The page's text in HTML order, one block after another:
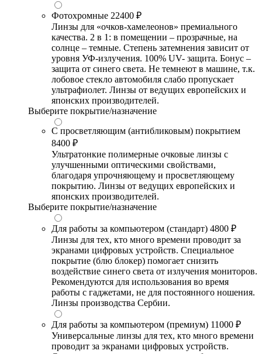
Фотохромные 22400 ₽
Линзы для «очков-хамелеонов» премиального
качества. 2 в 1: в помещении – прозрачные, на
солнце – темные. Степень затемнения зависит от
уровня УФ-излучения. 100% UV- защита. Бонус –
защита от синего света. Не темнеют в машине, т.к.
лобовое стекло автомобиля слабо пропускает
ультрафиолет. Линзы от ведущих европейских и
японских производителей.
Выберите покрытие/назначение
С просветляющим (антибликовым) покрытием
8400 ₽
Ультратонкие полимерные очковые линзы с
улучшенными оптическими свойствами,
благодаря упрочняющему и просветляющему
покрытию. Линзы от ведущих европейских и
японских производителей.
Выберите покрытие/назначение
Для работы за компьютером (стандарт) 4800 ₽
Линзы для тех, кто много времени проводит за
экранами цифровых устройств. Специальное
покрытие (блю блокер) помогает снизить
воздействие синего света от излучения мониторов.
Рекомендуются для использования во время
работы с гаджетами, не для постоянного ношения.
Линзы производства Сербии.
Для работы за компьютером (премиум) 11000 ₽
Универсальные линзы для тех, кто много времени
проводит за экранами цифровых устройств.